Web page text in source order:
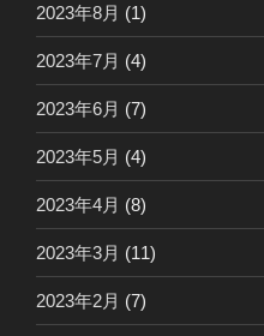
2023年8月 (1)
2023年7月 (4)
2023年6月 (7)
2023年5月 (4)
2023年4月 (8)
2023年3月 (11)
2023年2月 (7)